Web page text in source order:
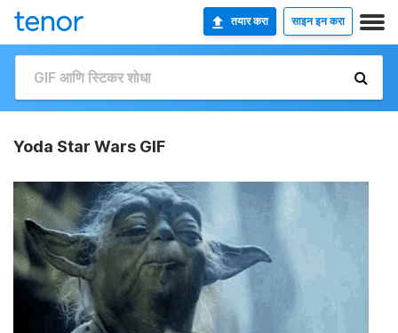
तयार करा साइन इन करा
Yoda Star Wars GIF